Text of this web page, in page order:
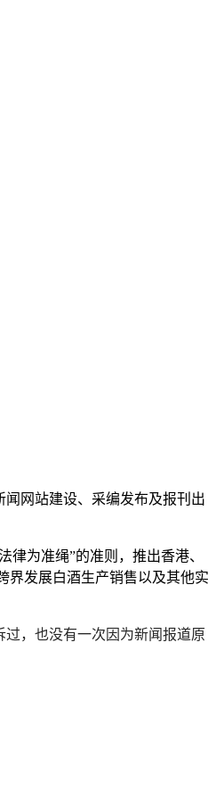
网站建设、采编发布及报刊出
为准绳”的准则，推出香港、
界发展白酒生产销售以及其他实
，也没有一次因为新闻报道原